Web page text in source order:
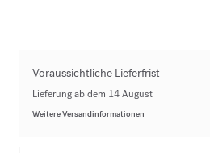
Voraussichtliche Lieferfrist
Lieferung ab dem 14 August
Weitere Versandinformationen